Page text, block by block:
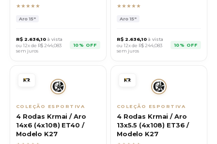
★★★★★
Aro15"
R$ 2.636,10 à vista
ou 12x de R$244,083
sem juros
10% OFF
★★★★★
Aro15"
R$ 2.636,10 à vista
ou 12x de R$244,083
sem juros
10% OFF
COLEÇÃO ESPORTIVA
4 Rodas Krmai / Aro
14x6 (4x108) ET40 /
Modelo K27
COLEÇÃO ESPORTIVA
4 Rodas Krmai / Aro
13x5.5 (4x108) ET36 /
Modelo K27